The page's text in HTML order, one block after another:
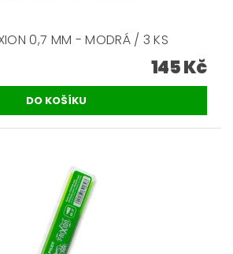
0,7 MM - MODRÁ / 3 KS
145 Kč